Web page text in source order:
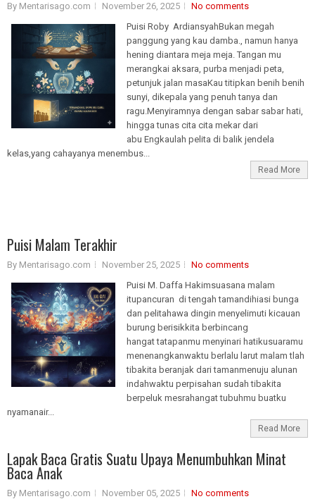
By Mentarisago.com November 26, 2025
No comments
Puisi Roby ArdiansyahBukan megah
panggung yang kau damba., namun hanya
hening diantara meja meja. Tangan mu
merangkai aksara, purba menjadi peta,
petunjuk jalan masaKau titipkan benih benih
sunyi, dikepala yang penuh tanya dan
ragu.Menyiramnya dengan sabar sabar hati,
hingga tunas cita cita mekar dari
abu Engkaulah pelita di balik jendela
kelas,yang cahayanya menembus...
Read More
Puisi Malam Terakhir
By Mentarisago.com November 25, 2025
No comments
Puisi M. Daffa Hakimsuasana malam
itupancuran di tengah tamandihiasi bunga
dan pelitahawa dingin menyelimuti kicauan
burung berisikkita berbincang
hangat tatapanmu menyinari hatikusuaramu
menenangkanwaktu berlalu larut malam tlah
tibakita beranjak dari tamanmenuju alunan
indahwaktu perpisahan sudah tibakita
berpeluk mesrahangat tubuhmu buatku
nyamanair...
Read More
Lapak Baca Gratis Suatu Upaya Menumbuhkan Minat
Baca Anak
By Mentarisago.com November 05, 2025
No comments